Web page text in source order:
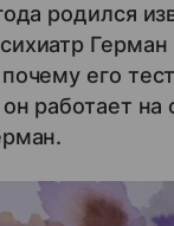
родился
его
работает